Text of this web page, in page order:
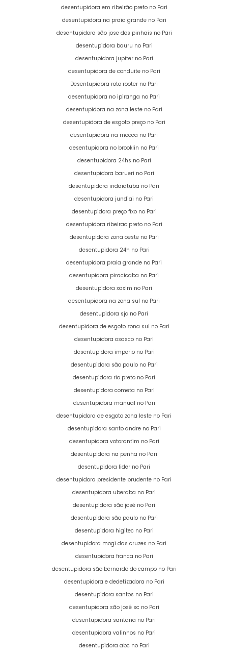
desentupidora em ribeirão preto no Pari
desentupidora na praia grande no Pari
desentupidora são jose dos pinhais no Pari
desentupidora bauru no Pari
desentupidora jupiter no Pari
desentupidora de conduite no Pari
Desentupidora roto rooter no Pari
desentupidora no ipiranga no Pari
desentupidora na zona leste no Pari
desentupidora de esgoto preço no Pari
desentupidora na mooca no Pari
desentupidora no brooklin no Pari
desentupidora 24hs no Pari
desentupidora barueri no Pari
desentupidora indaiatuba no Pari
desentupidora jundiai no Pari
desentupidora preço fixo no Pari
desentupidora ribeirao preto no Pari
desentupidora zona oeste no Pari
desentupidora 24h no Pari
desentupidora praia grande no Pari
desentupidora piracicaba no Pari
desentupidora xaxim no Pari
desentupidora na zona sul no Pari
desentupidora sjc no Pari
desentupidora de esgoto zona sul no Pari
desentupidora osasco no Pari
desentupidora imperio no Pari
desentupidora são paulo no Pari
desentupidora rio preto no Pari
desentupidora cometa no Pari
desentupidora manual no Pari
desentupidora de esgoto zona leste no Pari
desentupidora santo andre no Pari
desentupidora votorantim no Pari
desentupidora na penha no Pari
desentupidora lider no Pari
desentupidora presidente prudente no Pari
desentupidora uberaba no Pari
desentupidora são josé no Pari
desentupidora são paulo no Pari
desentupidora higitec no Pari
desentupidora mogi das cruzes no Pari
desentupidora franca no Pari
desentupidora são bernardo do campo no Pari
desentupidora e dedetizadora no Pari
desentupidora santos no Pari
desentupidora são josé sc no Pari
desentupidora santana no Pari
desentupidora valinhos no Pari
desentupidora abc no Pari